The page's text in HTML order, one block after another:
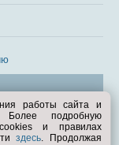
работы сайта и
Более подробную
и правилах
здесь. Продолжая